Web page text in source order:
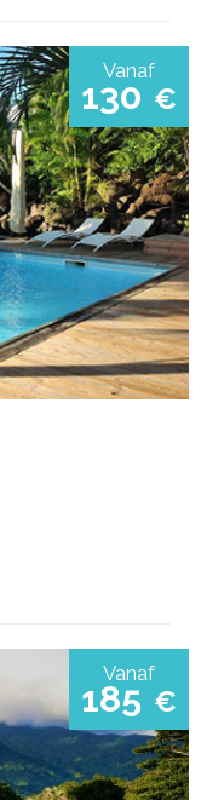
Vanaf
130 €
Vanaf
185 €